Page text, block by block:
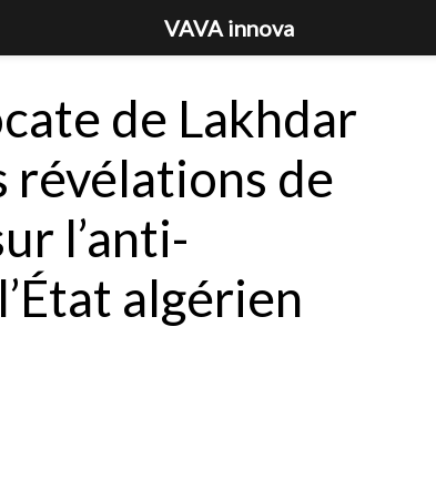
de Lakhdar
révélations de
l’anti-
algérien
VAVA innova